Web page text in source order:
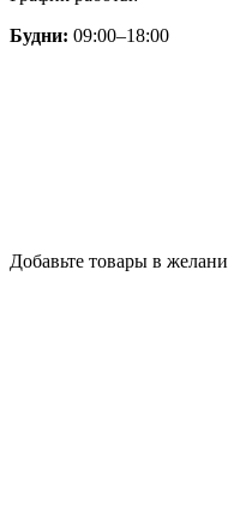
Будни: 09:00–18:00
Добавьте товары в